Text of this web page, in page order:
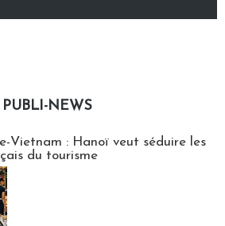
PUBLI-NEWS
Vietnam : Hanoï veut séduire les
du tourisme